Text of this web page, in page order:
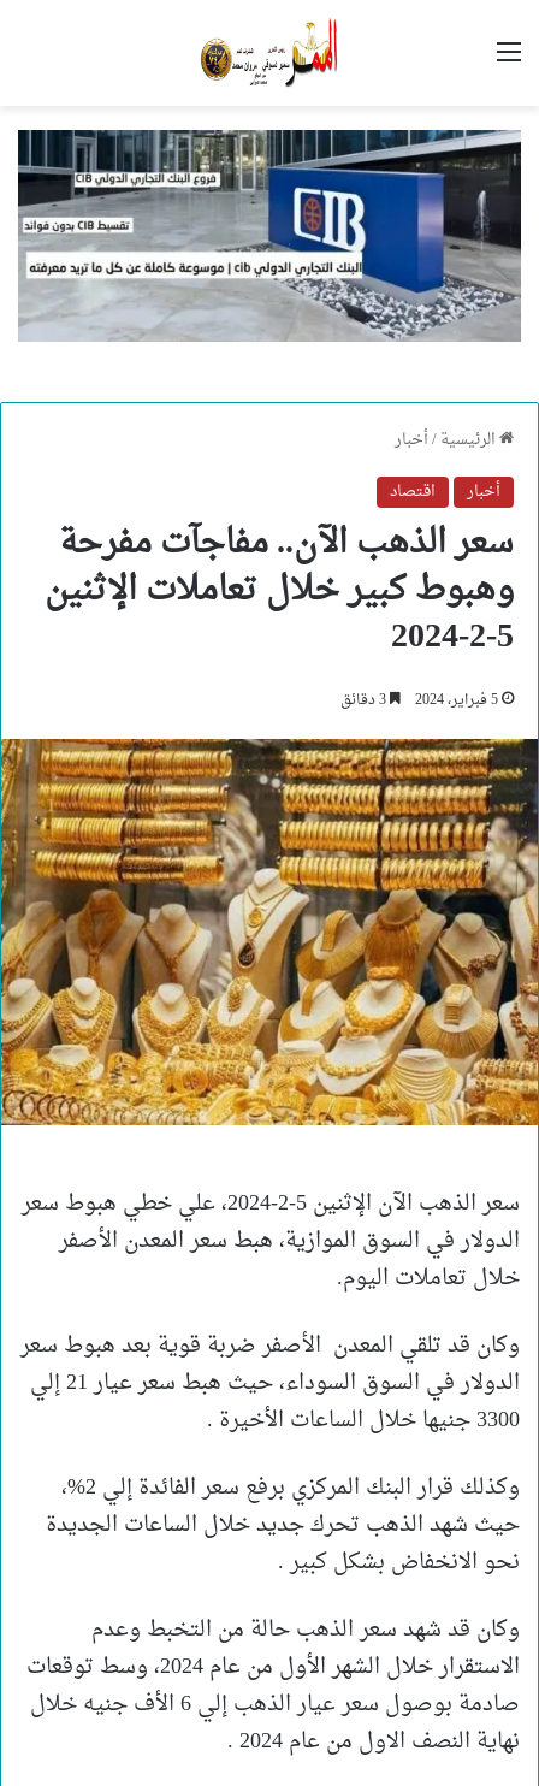
القائمة
الرئيسية/أخبار
أخبار
اقتصاد
سعر الذهب الآن.. مفاجآت مفرحة
وهبوط كبير خلال تعاملات الإثنين
5-2-2024
5 فبراير، 2024
سعر الذهب الآن الإثنين 5-2-2024، علي خطي هبوط سعر
الدولار في السوق الموازية، هبط سعر المعدن الأصفر
خلال تعاملات اليوم.
وكان قد تلقي المعدن الأصفر ضربة قوية بعد هبوط سعر
الدولار في السوق السوداء، حيث هبط سعر عيار 21 إلي
3300 جنيها خلال الساعات الأخيرة .
وكذلك قرار البنك المركزي برفع سعر الفائدة إلي 2%،
حيث شهد الذهب تحرك جديد خلال الساعات الجديدة
نحو الانخفاض بشكل كبير .
وكان قد شهد سعر الذهب حالة من التخبط وعدم
الاستقرار خلال الشهر الأول من عام 2024، وسط توقعات
صادمة بوصول سعر عيار الذهب إلي 6 الأف جنيه خلال
نهاية النصف الاول من عام 2024 .